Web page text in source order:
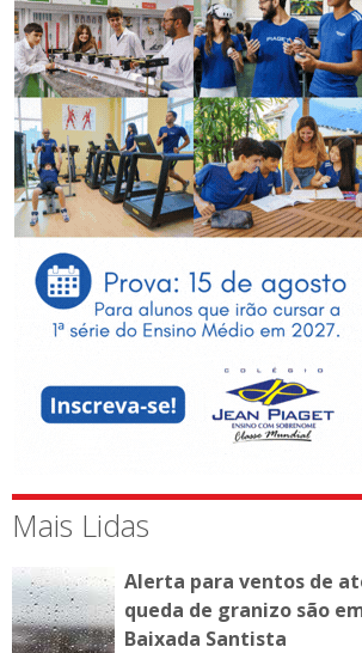
Mais Lidas
Alerta para ventos de
queda de granizo são
Baixada Santista